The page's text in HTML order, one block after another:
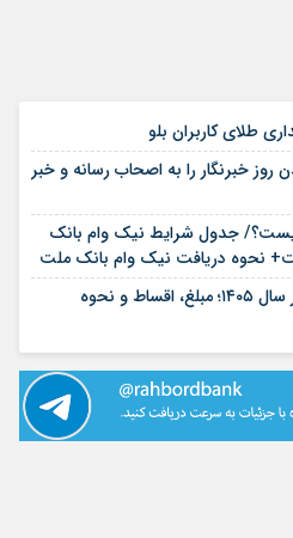
طلای کاربران بلو
روز خبرنگار را به اصحاب رسانه و خبر
بانک ملت ۱۴۰۵ چیست؟/ جدول شرایط نیک وام بانک
نحوه دریافت نیک وام بانک ملت
شرایط وام بانک مهر ایران در سال ۱۴۰۵؛ مبلغ، اقساط و نحوه